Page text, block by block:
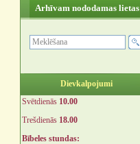
Arhīvam nododamas lietas
Dievkalpojumi
Svētdienās 10.00
Trešdienās 18.00
Bībeles stundas: